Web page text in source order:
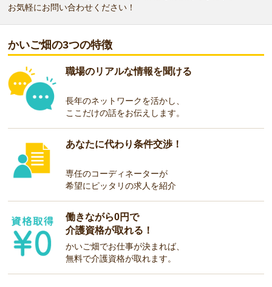
お気軽にお問い合わせください！
かいご畑の3つの特徴
職場のリアルな情報を聞ける
長年のネットワークを活かし、
ここだけの話をお伝えします。
あなたに代わり条件交渉！
専任のコーディネーターが
希望にピッタリの求人を紹介
働きながら0円で
介護資格が取れる！
かいご畑でお仕事が決まれば、
無料で介護資格が取れます。